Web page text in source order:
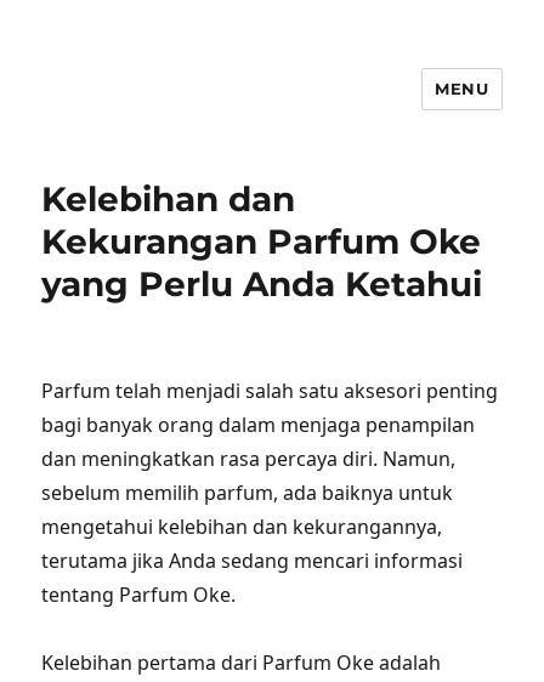
MENU
Kelebihan dan
Kekurangan Parfum Oke
yang Perlu Anda Ketahui
Parfum telah menjadi salah satu aksesori penting
bagi banyak orang dalam menjaga penampilan
dan meningkatkan rasa percaya diri. Namun,
sebelum memilih parfum, ada baiknya untuk
mengetahui kelebihan dan kekurangannya,
terutama jika Anda sedang mencari informasi
tentang Parfum Oke.
Kelebihan pertama dari Parfum Oke adalah